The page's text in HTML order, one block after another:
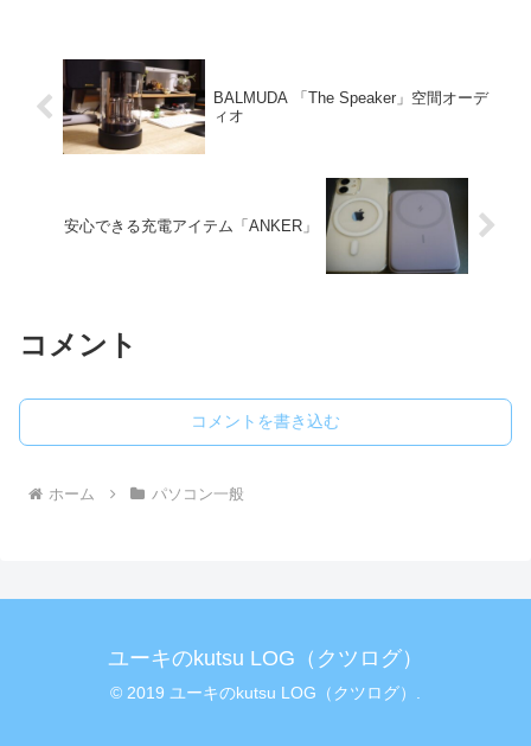
BALMUDA 「The Speaker」空間オーデ
ィオ
安心できる充電アイテム「ANKER」
コメント
コメントを書き込む
ホーム パソコン一般
ユーキのkutsu LOG（クツログ）
© 2019 ユーキのkutsu LOG（クツログ）.